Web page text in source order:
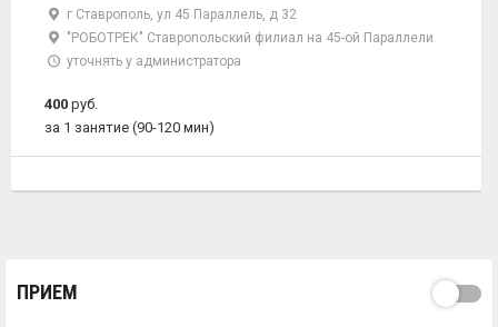
г Ставрополь, ул 45 Параллель, д 32
"РОБОТРЕК" Ставропольский филиал на 45-ой Параллели
уточнять у администратора
400 руб.
за 1 занятие (90-120 мин)
ПРИЕМ